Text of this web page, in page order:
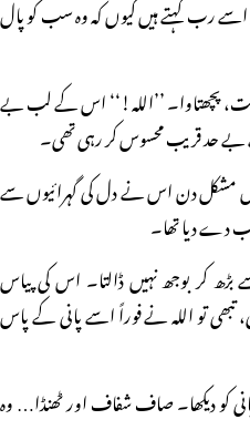
رب کہتے ہیں کیوں کہ وہ سب کو پال
پچھتاوا۔ ’’اللہ!‘‘ اس کے لب بے
بے حد قریب محسوس کر رہی تھی۔
مشکل دن اس نے دل کی گہرائیوں سے
دے دیا تھا۔
کر بوجھ نہیں ڈالتا۔ اس کی پیاس
تو اللہ نے فوراً اسے پانی کے پاس
کو دیکھا۔ صاف شفاف اور ٹھنڈا… وہ